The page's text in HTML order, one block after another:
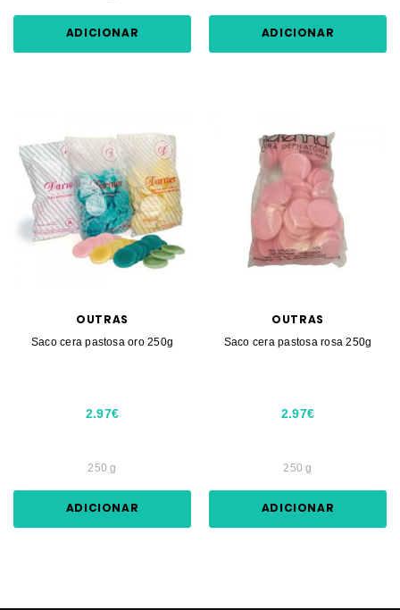
ADICIONAR ADICIONAR
OUTRAS
Saco cera pastosa oro 250g
2.97€
250 g
ADICIONAR
OUTRAS
Saco cera pastosa rosa 250g
2.97€
250 g
ADICIONAR